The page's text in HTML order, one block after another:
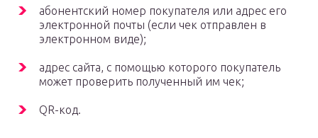
абонентский номер покупателя или адрес его
электронной почты (если чек отправлен в
электронном виде);
адрес сайта, с помощью которого покупатель
может проверить полученный им чек;
QR-код.